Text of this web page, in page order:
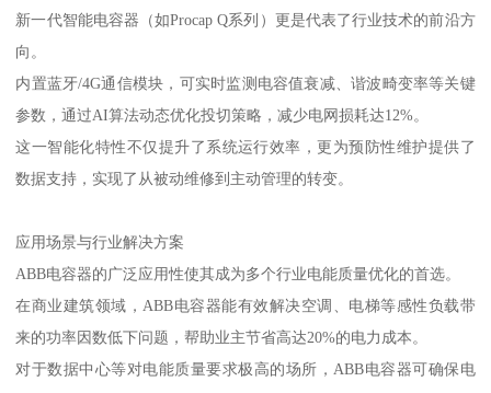
新一代智能电容器（如Procap Q系列）更是代表了行业技术的前沿方
向。
内置蓝牙/4G通信模块，可实时监测电容值衰减、谐波畸变率等关键
参数，通过AI算法动态优化投切策略，减少电网损耗达12%。
这一智能化特性不仅提升了系统运行效率，更为预防性维护提供了
数据支持，实现了从被动维修到主动管理的转变。
应用场景与行业解决方案
ABB电容器的广泛应用性使其成为多个行业电能质量优化的首选。
在商业建筑领域，ABB电容器能有效解决空调、电梯等感性负载带
来的功率因数低下问题，帮助业主节省高达20%的电力成本。
对于数据中心等对电能质量要求极高的场所，ABB电容器可确保电